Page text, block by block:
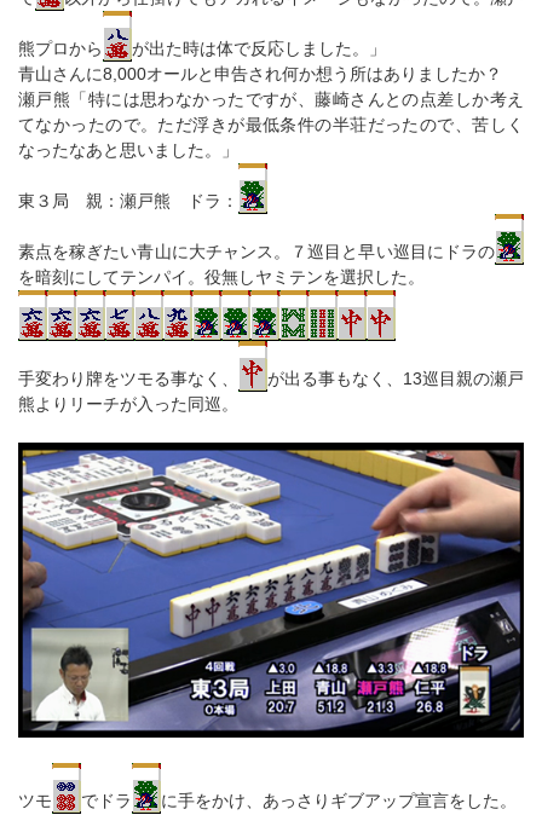
熊プロから
が出た時は体で反応しました。」
青山さんに8,000オールと申告され何か想う所はありましたか？
瀬戸熊「特には思わなかったですが、藤崎さんとの点差しか考え
てなかったので。ただ浮きが最低条件の半荘だったので、苦しく
なったなあと思いました。」
東３局 親：瀬戸熊 ドラ：
素点を稼ぎたい青山に大チャンス。７巡目と早い巡目にドラの
を暗刻にしてテンパイ。役無しヤミテンを選択した。
手変わり牌をツモる事なく、
が出る事もなく、13巡目親の瀬戸
熊よりリーチが入った同巡。
ツモ でドラ
に手をかけ、あっさりギブアップ宣言をした。